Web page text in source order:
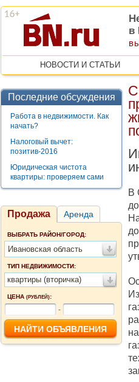
в
НОВОСТИ И СТАТЬИ
Последние обсуждения
Работа в недвижимости. Как
начать?
Налоговый вычет:
позитив-2016
Юридическая чистота
квартиры: проверяем сами
Продажа Аренда
ВЫБРАТЬ РАЙОН/ГОРОД:
Ивановская область
ТИП НЕДВИЖИМОСТИ:
квартиры (вторичка)
ЦЕНА (РУБЛЕЙ):
-
В